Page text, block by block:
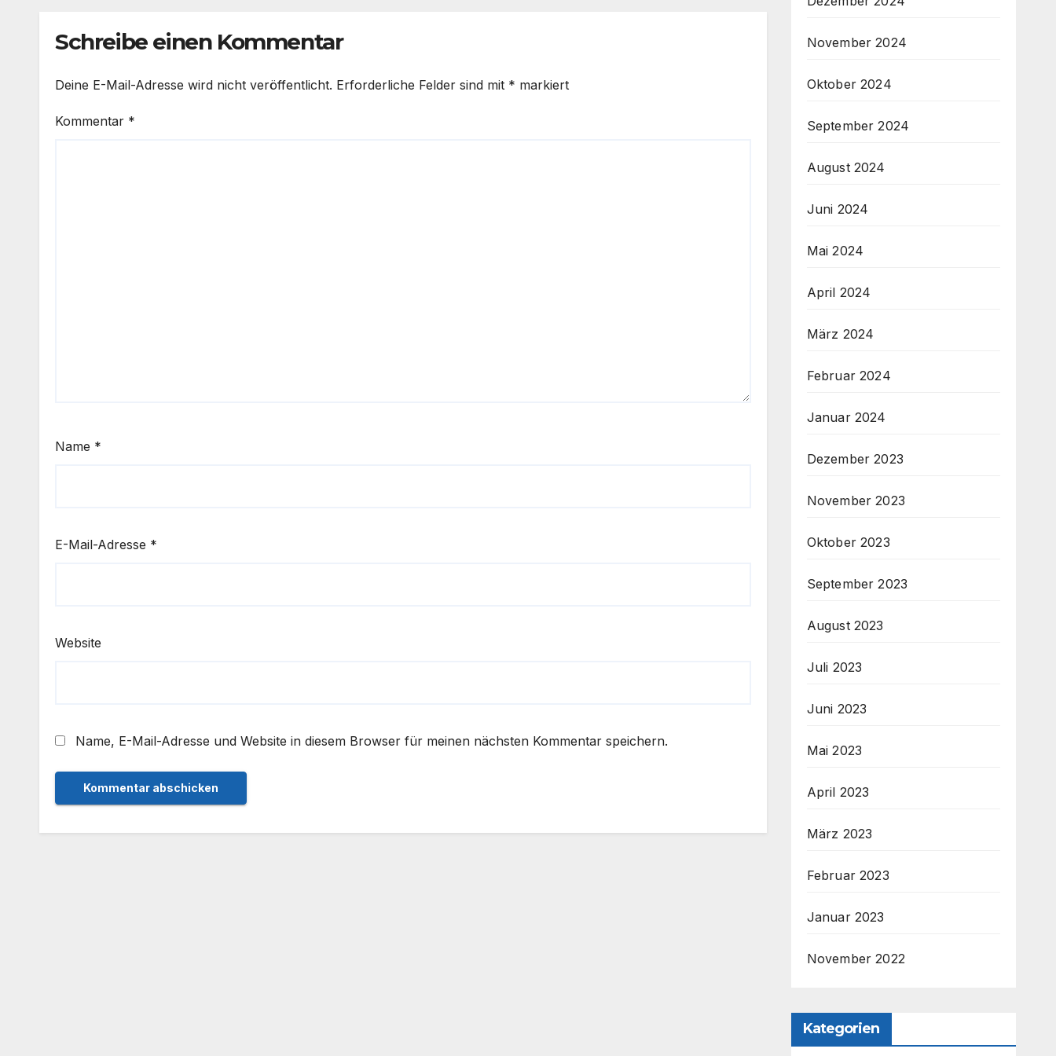
Schreibe einen Kommentar
Deine E-Mail-Adresse wird nicht veröffentlicht. Erforderliche Felder sind mit * markiert
Kommentar *
Name *
E-Mail-Adresse *
Website
Name, E-Mail-Adresse und Website in diesem Browser für meinen nächsten Kommentar speichern.
November 2024
Oktober 2024
September 2024
August 2024
Juni 2024
Mai 2024
April 2024
März 2024
Februar 2024
Januar 2024
Dezember 2023
November 2023
Oktober 2023
September 2023
August 2023
Juli 2023
Juni 2023
Mai 2023
April 2023
März 2023
Februar 2023
Januar 2023
November 2022
Kategorien